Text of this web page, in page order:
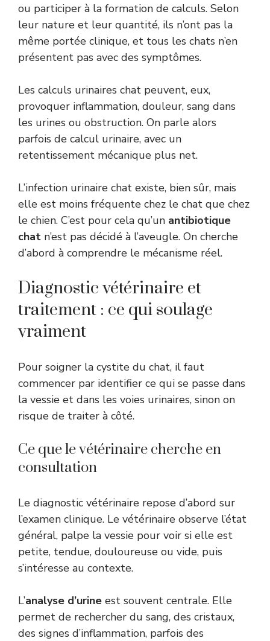
ou participer à la formation de calculs. Selon
leur nature et leur quantité, ils n’ont pas la
même portée clinique, et tous les chats n’en
présentent pas avec des symptômes.
Les calculs urinaires chat peuvent, eux,
provoquer inflammation, douleur, sang dans
les urines ou obstruction. On parle alors
parfois de calcul urinaire, avec un
retentissement mécanique plus net.
L’infection urinaire chat existe, bien sûr, mais
elle est moins fréquente chez le chat que chez
le chien. C’est pour cela qu’un antibiotique
chat n’est pas décidé à l’aveugle. On cherche
d’abord à comprendre le mécanisme réel.
Diagnostic vétérinaire et
traitement : ce qui soulage
vraiment
Pour soigner la cystite du chat, il faut
commencer par identifier ce qui se passe dans
la vessie et dans les voies urinaires, sinon on
risque de traiter à côté.
Ce que le vétérinaire cherche en
consultation
Le diagnostic vétérinaire repose d’abord sur
l’examen clinique. Le vétérinaire observe l’état
général, palpe la vessie pour voir si elle est
petite, tendue, douloureuse ou vide, puis
s’intéresse au contexte.
L’analyse d’urine est souvent centrale. Elle
permet de rechercher du sang, des cristaux,
des signes d’inflammation, parfois des